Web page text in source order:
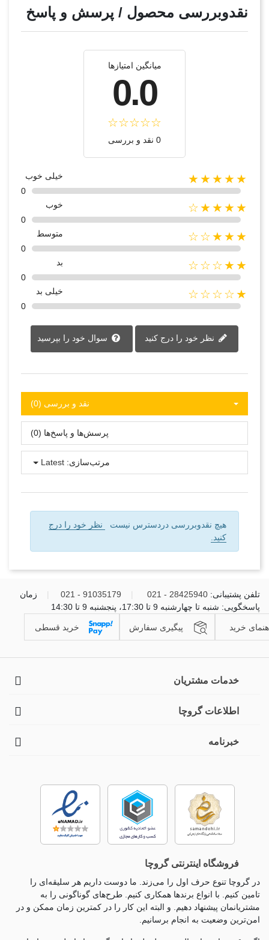
نقدوبررسی محصول / پرسش و پاسخ
میانگین امتیازها
0.0
0 نقد و بررسی
★★★★★
خیلی خوب
0
★★★★☆
خوب
0
★★★☆☆
متوسط
0
★★☆☆☆
بد
0
★☆☆☆☆
خیلی بد
0
سوال خود را بپرسید
نقد و بررسی‌‌ (0)
پرسش‌ها و پاسخ‌ها (0)
مرتب‌سازی: Latest
هیچ نقدوبررسی دردسترس نیست
نظر خود را درج
کنید.
تلفن پشتیبانی: 28425940 - 021
91035179 - 021
زمان
پاسخگویی: شنبه تا چهارشنبه 9 تا 17:30، پنجشنبه 9 تا 14:30
خرید پیگیری سفارش خرید قسطی
خدمات مشتریان
اطلاعات گروچا
خبرنامه
فروشگاه اینترنتی گروچا
در گروچا تنوع حرف اول را می‌زند. ما دوست داریم هر سلیقه‌ای را
تامین کنیم. با انواع برندها همکاری کنیم. طرح‌های گوناگونی را به
مشتریانمان پیشنهاد دهیم. و البته این کار را در کمترین زمان ممکن و در
امن‌ترین وضعیت به انجام برسانیم.